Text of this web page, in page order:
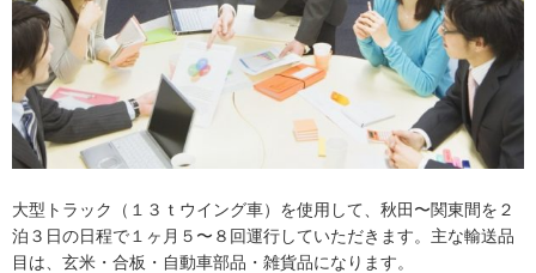
大型トラック（１３ｔウイング車）を使用して、秋田〜関東間を２
泊３日の日程で１ヶ月５〜８回運行していただきます。主な輸送品
目は、玄米・合板・自動車部品・雑貨品になります。